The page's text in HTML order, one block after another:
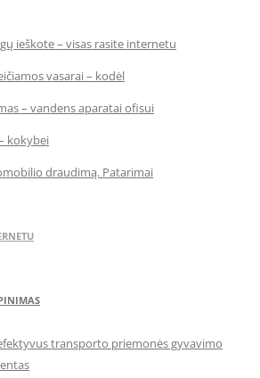
ieškote – visas rasite internetu
vasarai – kodėl
– vandens aparatai ofisui
kokybei
draudimą. Patarimai
transporto priemonės gyvavimo